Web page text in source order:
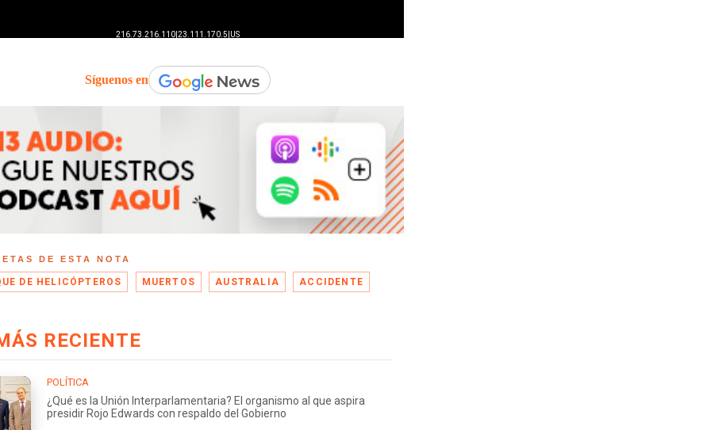
Síguenos en
DE ESTA NOTA
DE HELICÓPTEROS MUERTOS AUSTRALIA ACCIDENTE
RECIENTE
POLÍTICA
¿Qué es la Unión Interparlamentaria? El organismo al que aspira
presidir Rojo Edwards con respaldo del Gobierno